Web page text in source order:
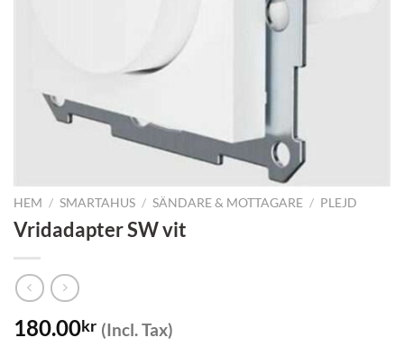
HEM / SMARTAHUS / SÄNDARE & MOTTAGARE / PLEJD
Vridadapter SW vit
180.00kr (Incl. Tax)